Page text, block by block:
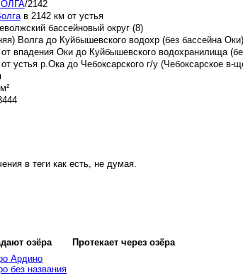
/2142
в 2142 км от устья
бассейновый округ (8)
Волга до Куйбышевского водохр (без бассейна
от впадения Оки до Куйбышевского водохранилища
от устья р.Ока до Чебоксарского г/у (Чебоксарское в-
в теги как есть, не думая.
озёра
Протекает через озёра
Ардино
без названия